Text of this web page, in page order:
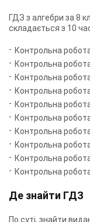
ГДЗ з алгебри за 8
складається з 10
Контрольна
Контрольна
Контрольна
Контрольна
Контрольна
Контрольна
Контрольна
Контрольна
Контрольна
Контрольна
Де знайти ГДЗ
По суті, знайти